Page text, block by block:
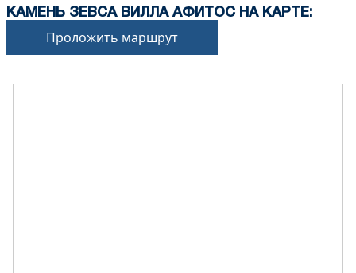
КАМЕНЬ ЗЕВСА ВИЛЛА АФИТОС НА КАРТЕ:
Проложить маршрут